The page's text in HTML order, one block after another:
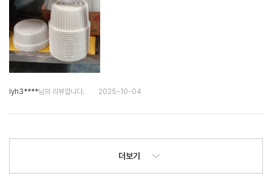
lyh3****님의 리뷰입니다. 2025-10-04
더보기